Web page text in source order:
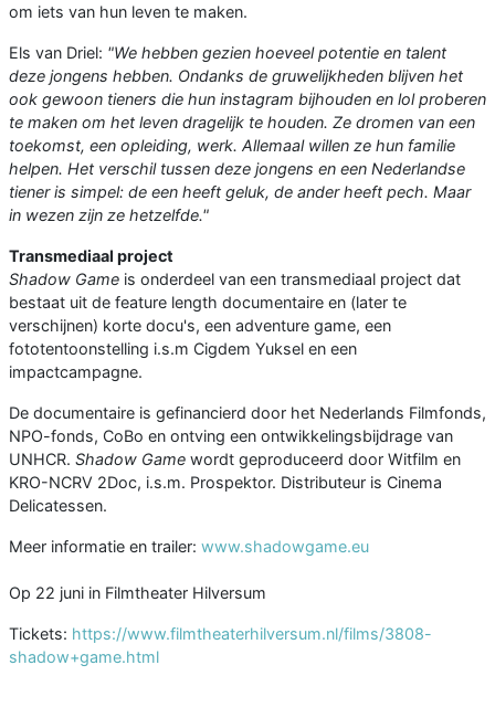
om iets van hun leven te maken.
Els van Driel: "We hebben gezien hoeveel potentie en talent
deze jongens hebben. Ondanks de gruwelijkheden blijven het
ook gewoon tieners die hun instagram bijhouden en lol proberen
te maken om het leven dragelijk te houden. Ze dromen van een
toekomst, een opleiding, werk. Allemaal willen ze hun familie
helpen. Het verschil tussen deze jongens en een Nederlandse
tiener is simpel: de een heeft geluk, de ander heeft pech. Maar
in wezen zijn ze hetzelfde."
Transmediaal project
Shadow Game is onderdeel van een transmediaal project dat
bestaat uit de feature length documentaire en (later te
verschijnen) korte docu's, een adventure game, een
fototentoonstelling i.s.m Cigdem Yuksel en een
impactcampagne.
De documentaire is gefinancierd door het Nederlands Filmfonds,
NPO-fonds, CoBo en ontving een ontwikkelingsbijdrage van
UNHCR. Shadow Game wordt geproduceerd door Witfilm en
KRO-NCRV 2Doc, i.s.m. Prospektor. Distributeur is Cinema
Delicatessen.
Meer informatie en trailer: www.shadowgame.eu
Op 22 juni in Filmtheater Hilversum
Tickets: https://www.filmtheaterhilversum.nl/films/3808-
shadow+game.html